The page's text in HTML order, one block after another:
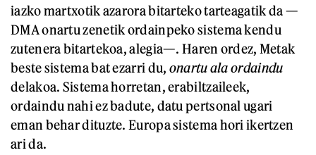
iazko martxotik azarora bitarteko tarteagatik da —
DMA onartu zenetik ordainpeko sistema kendu
zutenera bitartekoa, alegia—. Haren ordez, Metak
beste sistema bat ezarri du, onartu ala ordaindu
delakoa. Sistema horretan, erabiltzaileek,
ordaindu nahi ez badute, datu pertsonal ugari
eman behar dituzte. Europa sistema hori ikertzen
ari da.